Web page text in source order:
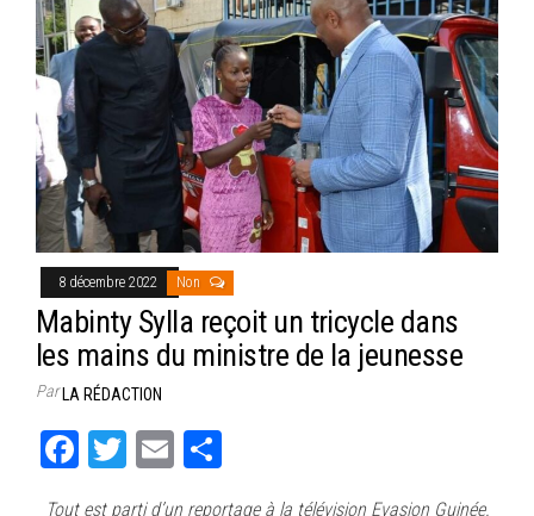
8 décembre 2022 Non
Mabinty Sylla reçoit un tricycle dans
les mains du ministre de la jeunesse
ParLA RÉDACTION
Fa
T
E
Tout est parti d’un reportage à la télévision Evasion Guinée.